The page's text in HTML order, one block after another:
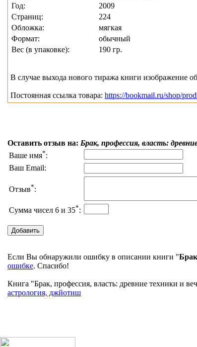
Год:
2009
Страниц:
224
Обложка:
мягкая
Формат:
обычный
Вес (в упаковке):
190 гр.
В случае выхода нового тиража книги изображение
Постоянная ссылка товара: https://bookmail.ru/shop/
Оставить отзыв на: Брак, профессия, власть:
Ваше имя*:
Ваш Email:
Отзыв*:
Сумма чисел 6 и 35*:
Если Вы обнаружили ошибку в описании книги "
ошибке. Спасибо!
Книга "Брак, профессия, власть: древние техники и
астрология, джйотиш